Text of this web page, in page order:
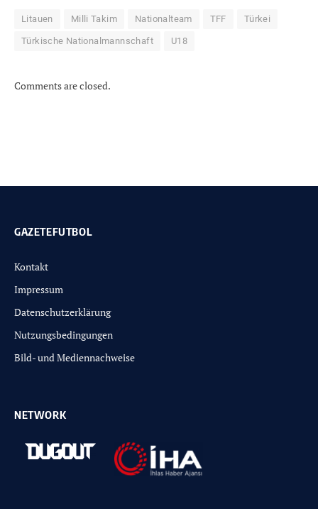
Litauen Milli Takim Nationalteam TFF Türkei
Türkische Nationalmannschaft U18
Comments are closed.
GAZETEFUTBOL
Kontakt
Impressum
Datenschutzerklärung
Nutzungsbedingungen
Bild- und Mediennachweise
NETWORK